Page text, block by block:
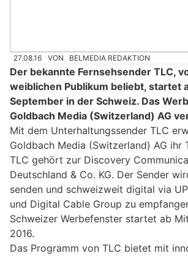
27.08.16 VON BELMEDIA REDAKTION
Der bekannte Fernsehsender TLC,
weiblichen Publikum beliebt, startet
September in der Schweiz. Das
Goldbach Media (Switzerland) AG
Mit dem Unterhaltungssender TLC
Goldbach Media (Switzerland) AG ihr
TLC gehört zur Discovery
Deutschland & Co. KG. Der Sender
senden und schweizweit digital via
und Digital Cable Group zu
Schweizer Werbefenster startet ab
2016.
Das Programm von TLC bietet mit